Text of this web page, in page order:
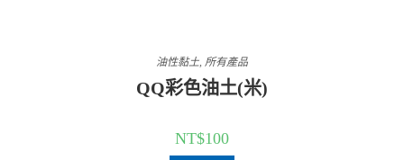
油性黏土, 所有產品
QQ彩色油土(米)
NT$100